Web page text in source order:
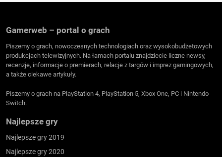
Gamerweb – portal o grach
Piszemy o grach, nowoczesnych technologiach oraz wysokobudżetowych
produkcjach telewizyjnych. Na łamach portalu znajdziecie liczne newsy,
recenzje, informacje o premierach, relacje z targów i imprez gamingowych,
a także ciekawe artykuły.
Piszemy o grach na PlayStation 4, PlayStation 5, Xbox One, PC i Nintendo
Switch.
Najlepsze gry
Najlepsze gry 2019
Najlepsze gry 2020